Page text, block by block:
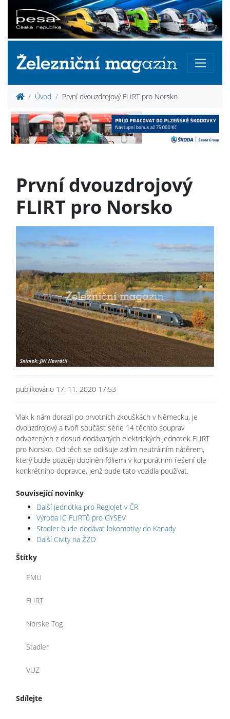
Úvod První dvouzdrojový FLIRT pro Norsko
První dvouzdrojový
FLIRT pro Norsko
publikováno 17. 11. 2020 17:53
Vlak k nám dorazil po prvotních zkouškách v Německu, je
dvouzdrojový a tvoří součást série 14 těchto souprav
odvozených z dosud dodávaných elektrických jednotek FLIRT
pro Norsko. Od těch se odlišuje zatím neutrálním nátěrem,
který bude později doplněn fóliemi v korporátním řešení dle
konkrétního dopravce, jenž bude tato vozidla používat.
Související novinky
Další jednotka pro RegioJet v ČR
Výroba IC FLIRTů pro GYSEV
Stadler bude dodávat lokomotivy do Kanady
Další Civity na ŽZO
Štítky
EMU
FLIRT
Norske Tog
Stadler
VUZ
Sdílejte